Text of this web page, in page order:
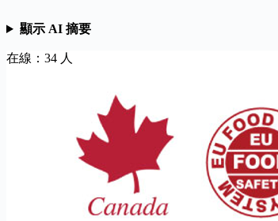
顯示 AI 摘要
在線：34 人